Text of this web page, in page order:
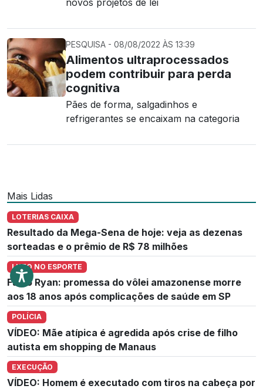
novos projetos de lei
PESQUISA - 08/08/2022 ÀS 13:39
Alimentos ultraprocessados
podem contribuir para perda
cognitiva
Pães de forma, salgadinhos e
refrigerantes se encaixam na categoria
Mais Lidas
LOTERIAS CAIXA
Resultado da Mega-Sena de hoje: veja as dezenas
sorteadas e o prêmio de R$ 78 milhões
LUTO NO ESPORTE
Fábio Ryan: promessa do vôlei amazonense morre
aos 18 anos após complicações de saúde em SP
POLÍCIA
VÍDEO: Mãe atípica é agredida após crise de filho
autista em shopping de Manaus
EXECUÇÃO
VÍDEO: Homem é executado com tiros na cabeça por